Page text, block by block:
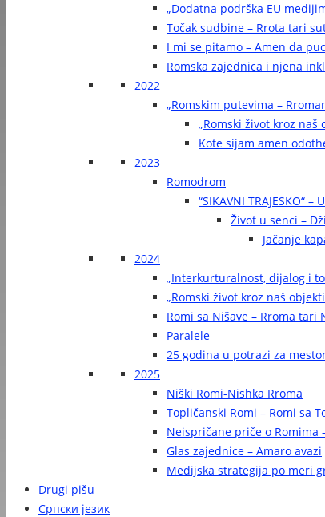
„Dodatna podrška EU
Točak sudbine – Rrota tari
I mi se pitamo – Amen da
Romska zajednica i njena
2022
„Romskim putevima –
„Romski život kroz naš
Kote sijam amen
2023
Romodrom
“SIKAVNI TRAJESKO“
Život u senci –
Jačanje
2024
„Interkurturalnost, dijalog i
„Romski život kroz naš
Romi sa Nišave – Rroma tari
Paralele
25 godina u potrazi za
2025
Niški Romi-Nishka Rroma
Topličanski Romi – Romi sa
Neispričane priče o Romima
Glas zajednice – Amaro avazi
Medijska strategija po meri
Drugi pišu
Српски језик